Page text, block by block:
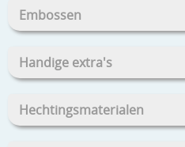
Embossen
Handige extra's
Hechtingsmaterialen